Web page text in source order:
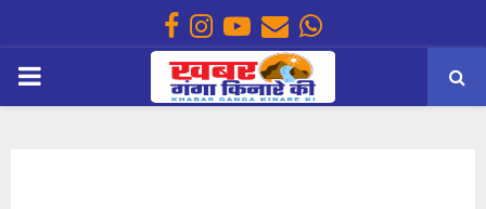
Facebook
Instagram
Youtube
EmailWhatsapp
PRIMARY